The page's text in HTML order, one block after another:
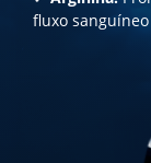
fluxo